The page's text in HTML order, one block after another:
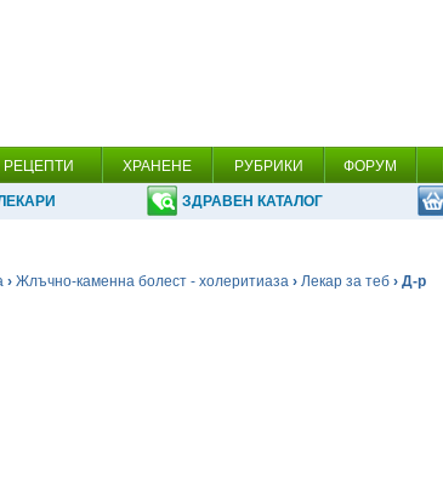
ХРАНЕНЕ РУБРИКИ ФОРУМ
ЗДРАВЕН КАТАЛОГ
› Жлъчно-каменна болест - холеритиаза › Лекар за теб › Д-р